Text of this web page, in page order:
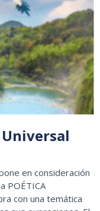
en consideración
POÉTICA
con una temática